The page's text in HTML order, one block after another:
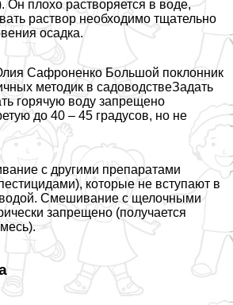
Он плохо растворяется в воде,
раствор необходимо тщательно
осадка.
Сафроненко Большой поклонник
методик в садоводствеЗадать
горячую воду запрещено
до 40 – 45 градусов, но не
с другими препаратами
которые не вступают в
Смешивание с щелочными
запрещено (получается